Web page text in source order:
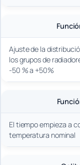
Ajuste de la
los grupos de
-50 % a +50%
El tiempo empieza a
temperatura nominal